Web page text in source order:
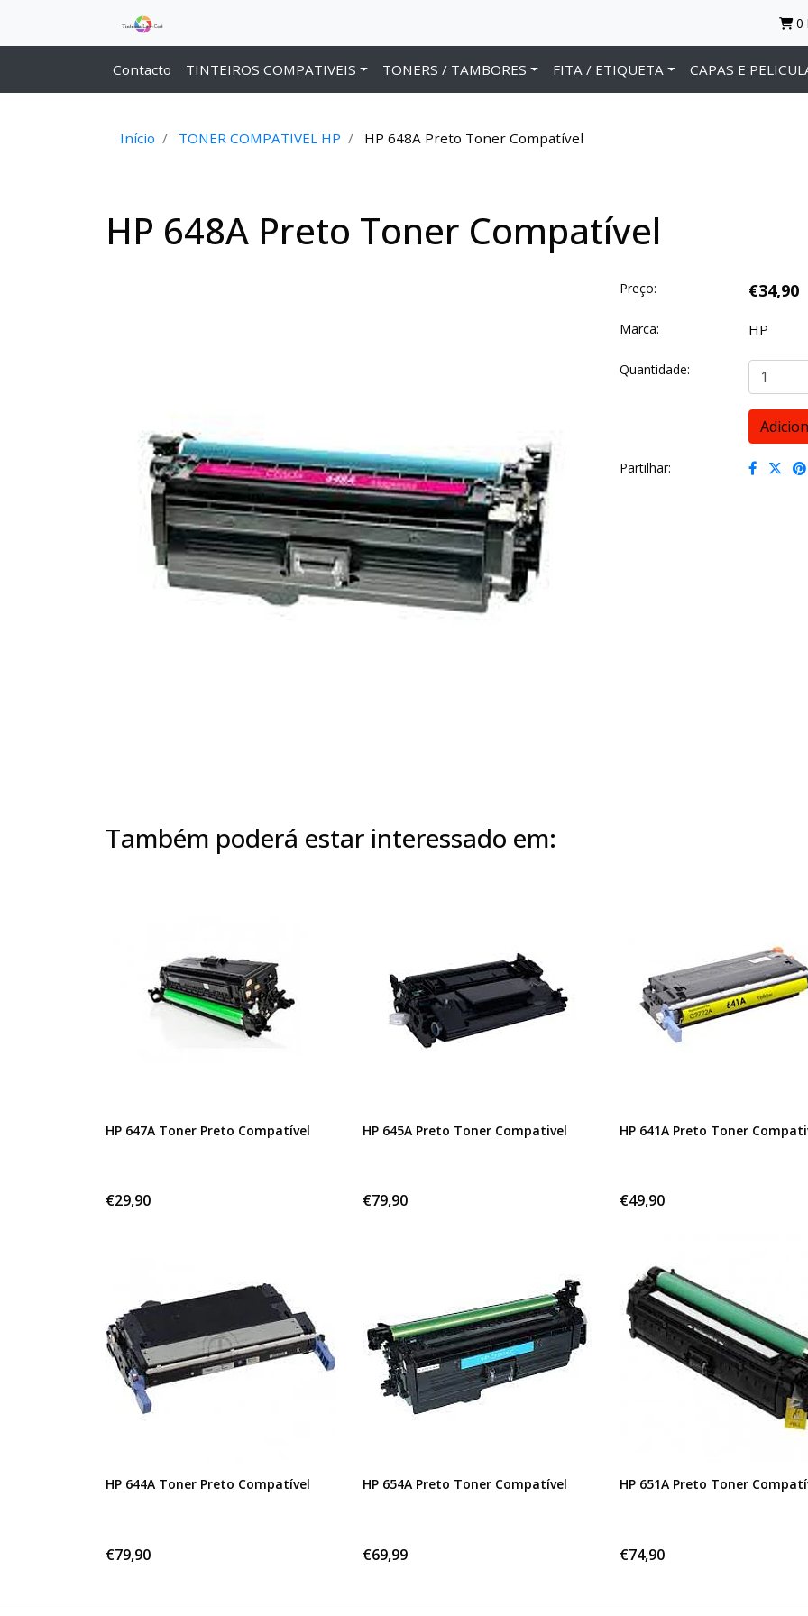
0
Contacto TINTEIROS COMPATIVEIS TONERS / TAMBORES FITA / ETIQUETA CAPAS E
Início TONER COMPATIVEL HP HP 648A Preto Toner Compatível
HP 648A Preto Toner Compatível
Preço: €34,90
Marca: HP
Quantidade:
Partilhar:
Também poderá estar interessado em:
HP 647A Toner Preto Compatível
€29,90
HP 645A Preto Toner Compativel
€79,90
HP 641A Preto Toner
€49,90
HP 644A Toner Preto Compatível
€79,90
HP 654A Preto Toner Compatível
€69,99
HP 651A Preto Toner
€74,90